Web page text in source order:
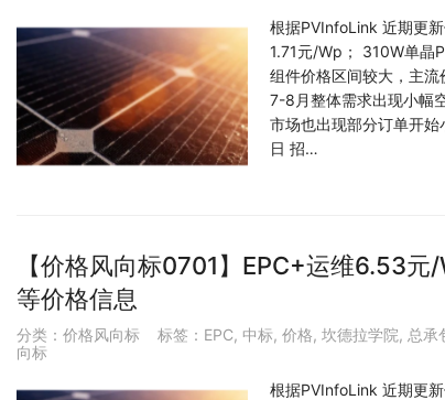
根据PVInfoLink 近期更
1.71元/Wp； 310W单
组件价格区间较大，主
7-8月整体需求出现小幅
市场也出现部分订单开
日 招…
【价格风向标0701】EPC+运维6.53
等价格信息
分类： 价格风向标 标签： EPC, 中标, 价格, 坎德拉学院, 总承
向标
根据PVInfoLink 近期更